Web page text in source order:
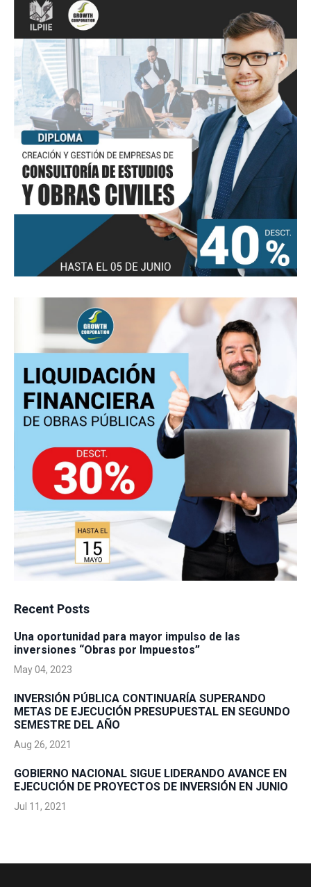
Recent Posts
Una oportunidad para mayor impulso de las
inversiones “Obras por Impuestos”
May 04, 2023
INVERSIÓN PÚBLICA CONTINUARÍA SUPERANDO
METAS DE EJECUCIÓN PRESUPUESTAL EN SEGUNDO
SEMESTRE DEL AÑO
Aug 26, 2021
GOBIERNO NACIONAL SIGUE LIDERANDO AVANCE EN
EJECUCIÓN DE PROYECTOS DE INVERSIÓN EN JUNIO
Jul 11, 2021